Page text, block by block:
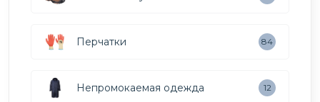
Перчатки 84
Непромокаемая одежда 12